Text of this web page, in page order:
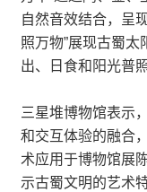
自然音效结合，呈
照万物”展现古蜀太
出、日食和阳光普
三星堆博物馆表示
和交互体验的融合
术应用于博物馆展
示古蜀文明的艺术